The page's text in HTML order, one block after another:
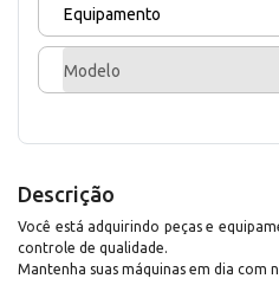
Equipamento
Modelo
Descrição
Você está adquirindo peças e
controle de qualidade.
Mantenha suas máquinas em dia com